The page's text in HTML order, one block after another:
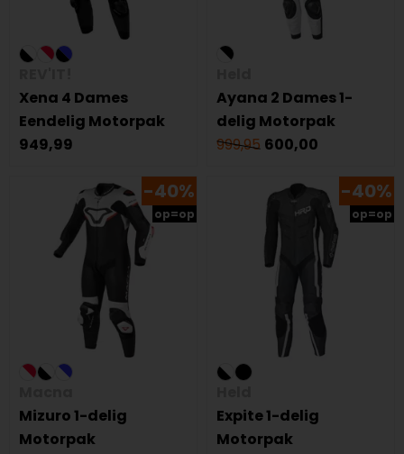
Xena 4 Dames
Eendelig Motorpak
949,99
Ayana 2 Dames 1-
delig Motorpak
999,95 600,00
-40%
op=op
Mizuro 1-delig
Motorpak
-40%
op=op
Expite 1-delig
Motorpak